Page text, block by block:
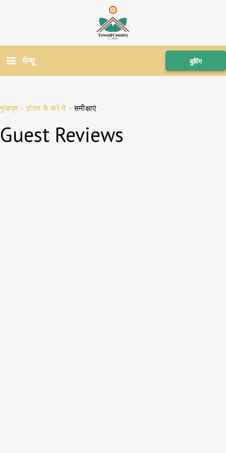
मेन्यू बुकिंग
मुखपृष्ठ – होटल के बारे में – समीक्षाएं
Guest Reviews